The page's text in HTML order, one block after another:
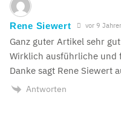
Rene Siewert vor 9
Ganz guter Artikel sehr
Wirklich ausführliche und
Danke sagt Rene Siewert
Antworten